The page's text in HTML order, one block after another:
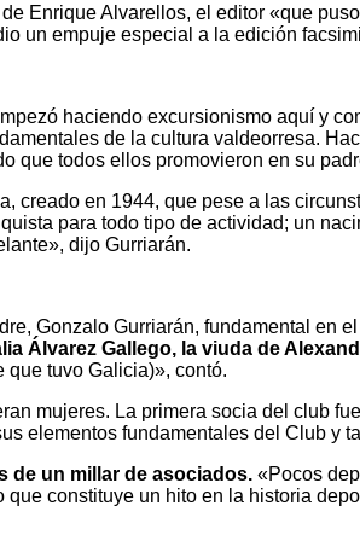
Enrique Alvarellos, el editor «que
un empuje especial a la edición
haciendo excursionismo aquí y
de la cultura valdeorresa.
que todos ellos promovieron en su
creado en 1944, que pese a las
para todo tipo de actividad; un
dijo Gurriarán.
Gonzalo Gurriarán, fundamental en
Álvarez Gallego, la viuda de
tuvo Galicia)», contó.
mujeres. La primera socia del club fue
elementos fundamentales del Club y
de un millar de asociados. «Pocos
constituye un hito en la historia